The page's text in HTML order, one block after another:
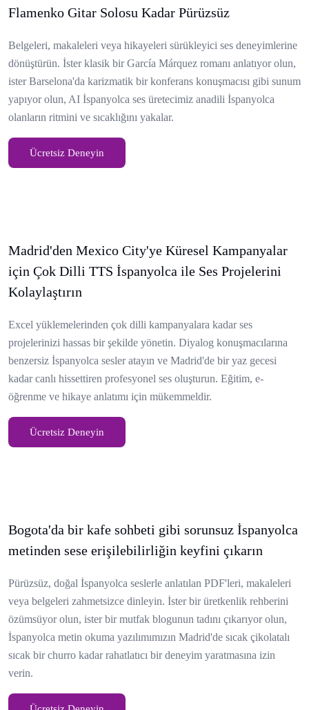
Flamenko Gitar Solosu Kadar Pürüzsüz
Belgeleri, makaleleri veya hikayeleri sürükleyici ses deneyimlerine
dönüştürün. İster klasik bir García Márquez romanı anlatıyor olun,
ister Barselona'da karizmatik bir konferans konuşmacısı gibi sunum
yapıyor olun, AI İspanyolca ses üretecimiz anadili İspanyolca
olanların ritmini ve sıcaklığını yakalar.
Ücretsiz Deneyin
Madrid'den Mexico City'ye Küresel Kampanyalar
için Çok Dilli TTS İspanyolca ile Ses Projelerini
Kolaylaştırın
Excel yüklemelerinden çok dilli kampanyalara kadar ses
projelerinizi hassas bir şekilde yönetin. Diyalog konuşmacılarına
benzersiz İspanyolca sesler atayın ve Madrid'de bir yaz gecesi
kadar canlı hissettiren profesyonel ses oluşturun. Eğitim, e-
öğrenme ve hikaye anlatımı için mükemmeldir.
Ücretsiz Deneyin
Bogota'da bir kafe sohbeti gibi sorunsuz İspanyolca
metinden sese erişilebilirliğin keyfini çıkarın
Pürüzsüz, doğal İspanyolca seslerle anlatılan PDF'leri, makaleleri
veya belgeleri zahmetsizce dinleyin. İster bir üretkenlik rehberini
özümsüyor olun, ister bir mutfak blogunun tadını çıkarıyor olun,
İspanyolca metin okuma yazılımımızın Madrid'de sıcak çikolatalı
sıcak bir churro kadar rahatlatıcı bir deneyim yaratmasına izin
verin.